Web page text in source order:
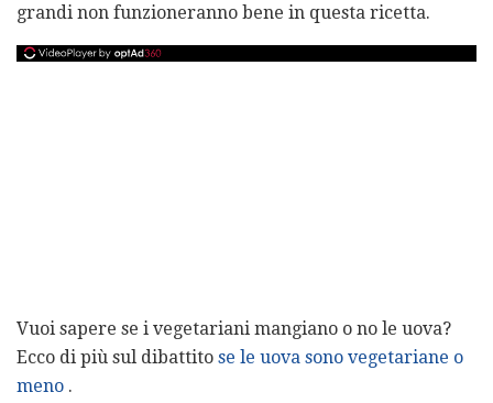
grandi non funzioneranno bene in questa ricetta.
Vuoi sapere se i vegetariani mangiano o no le uova?
Ecco di più sul dibattito se le uova sono vegetariane o
meno .